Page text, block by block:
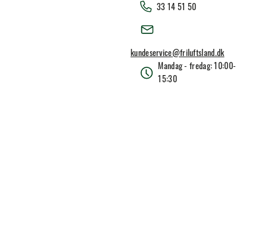
33 14 51 50
kundeservice@friluftsland.dk
Mandag - fredag: 10:00-
15:30